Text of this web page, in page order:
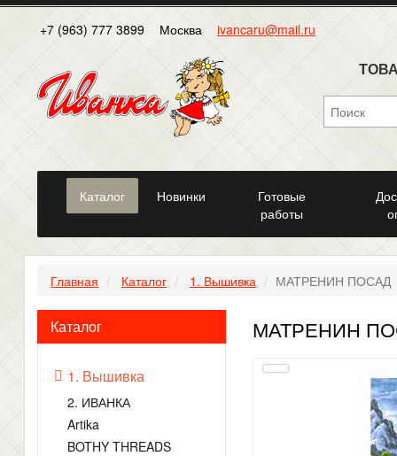
+7 (963) 777 3899 Москва ivancaru@mail.ru
Каталог Новинки
Готовые
работы
Главная Каталог 1. Вышивка МАТРЕНИН ПОСАД
Каталог
1. Вышивка
2. ИВАНКА
Artika
BOTHY THREADS
МАТРЕНИН